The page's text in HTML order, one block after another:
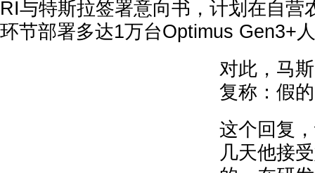
RI与特斯拉签署意向书，计划在自营
环节部署多达1万台Optimus Gen3+
对此，马
复称：假
这个回复
几天他接